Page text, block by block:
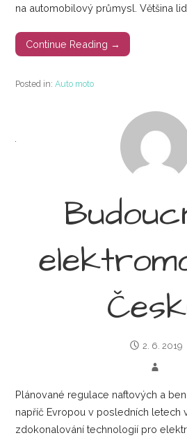
na automobilový průmysl. Většina
Continue Reading →
Posted in:Auto moto
2. 6. 2019
Plánované regulace naftových a
napříč Evropou v posledních letech
zdokonalování technologií pro